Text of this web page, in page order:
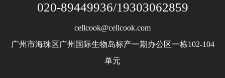
020-89449936/19303062859
cellcook@cellcook.com
广州市海珠区广州国际生物岛标产一期办公区一栋102-104
单元